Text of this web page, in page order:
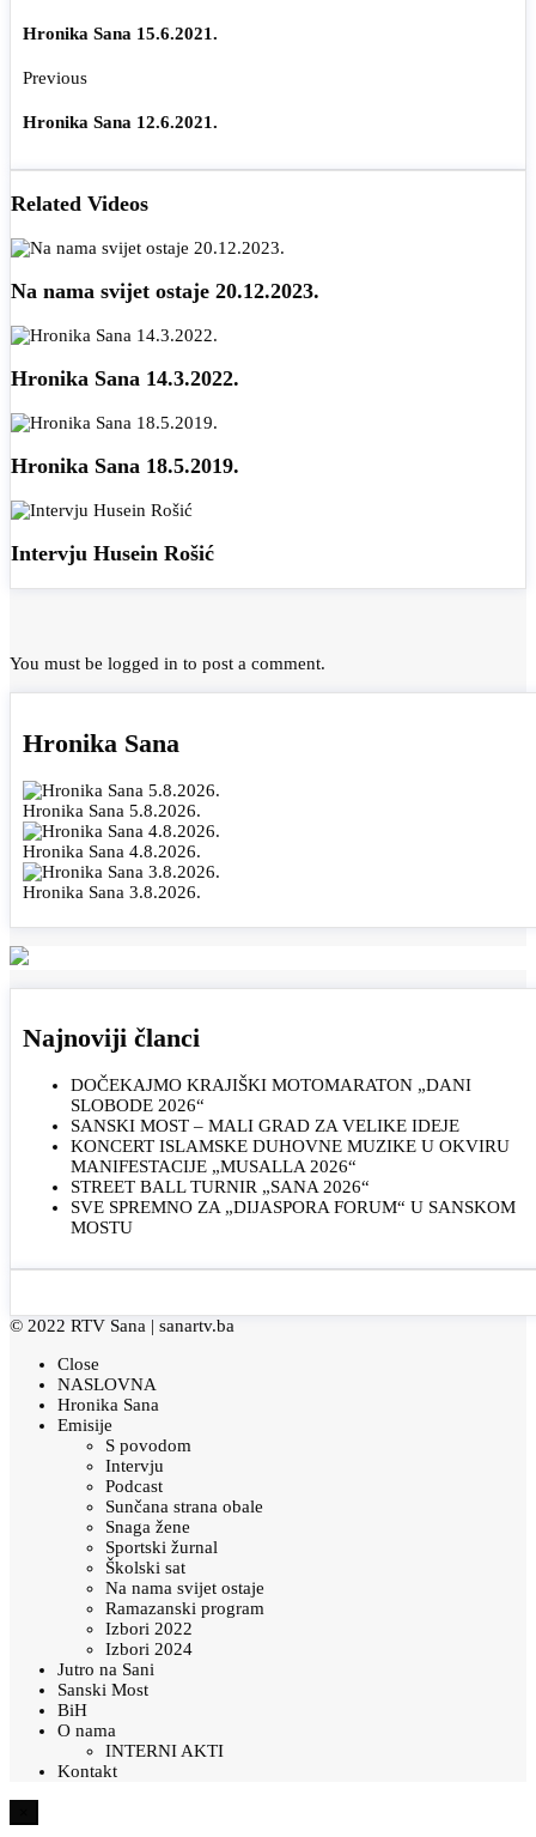
Hronika Sana 15.6.2021.
Previous
Hronika Sana 12.6.2021.
Related Videos
Na nama svijet ostaje 20.12.2023.
Hronika Sana 14.3.2022.
Hronika Sana 18.5.2019.
Intervju Husein Rošić
You must be logged in to post a comment.
Hronika Sana
Hronika Sana 5.8.2026.
Hronika Sana 4.8.2026.
Hronika Sana 3.8.2026.
Najnoviji članci
DOČEKAJMO KRAJIŠKI MOTOMARATON „DANI
SLOBODE 2026“
SANSKI MOST – MALI GRAD ZA VELIKE IDEJE
KONCERT ISLAMSKE DUHOVNE MUZIKE U OKVIRU
MANIFESTACIJE „MUSALLA 2026“
STREET BALL TURNIR „SANA 2026“
SVE SPREMNO ZA „DIJASPORA FORUM“ U SANSKOM
MOSTU
© 2022 RTV Sana | sanartv.ba
Close
NASLOVNA
Hronika Sana
Emisije
S povodom
Intervju
Podcast
Sunčana strana obale
Snaga žene
Sportski žurnal
Školski sat
Na nama svijet ostaje
Ramazanski program
Izbori 2022
Izbori 2024
Jutro na Sani
Sanski Most
BiH
O nama
INTERNI AKTI
Kontakt